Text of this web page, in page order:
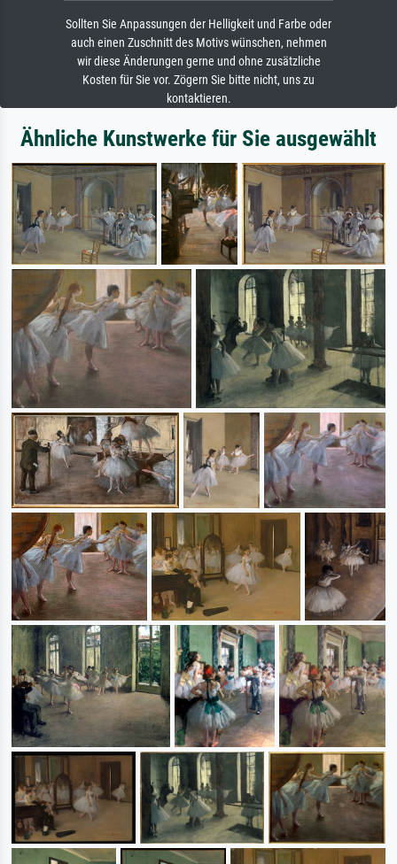
Sollten Sie Anpassungen der Helligkeit und Farbe oder
auch einen Zuschnitt des Motivs wünschen, nehmen
wir diese Änderungen gerne und ohne zusätzliche
Kosten für Sie vor. Zögern Sie bitte nicht, uns zu
kontaktieren.
Ähnliche Kunstwerke für Sie ausgewählt